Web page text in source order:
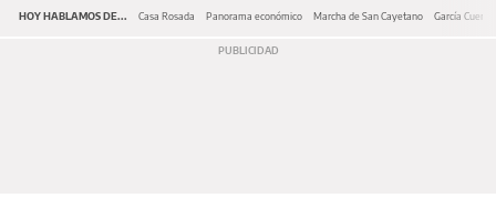
HOY HABLAMOS DE... Casa Rosada Panorama económico Marcha de San Cayetano García Cuerva